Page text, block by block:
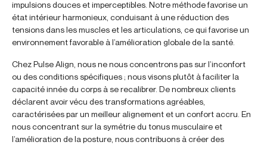
impulsions douces et imperceptibles. Notre méthode favorise un
état intérieur harmonieux, conduisant à une réduction des
tensions dans les muscles et les articulations, ce qui favorise un
environnement favorable à l’amélioration globale de la santé.
Chez Pulse Align, nous ne nous concentrons pas sur l’inconfort
ou des conditions spécifiques ; nous visons plutôt à faciliter la
capacité innée du corps à se recalibrer. De nombreux clients
déclarent avoir vécu des transformations agréables,
caractérisées par un meilleur alignement et un confort accru. En
nous concentrant sur la symétrie du tonus musculaire et
l’amélioration de la posture, nous contribuons à créer des